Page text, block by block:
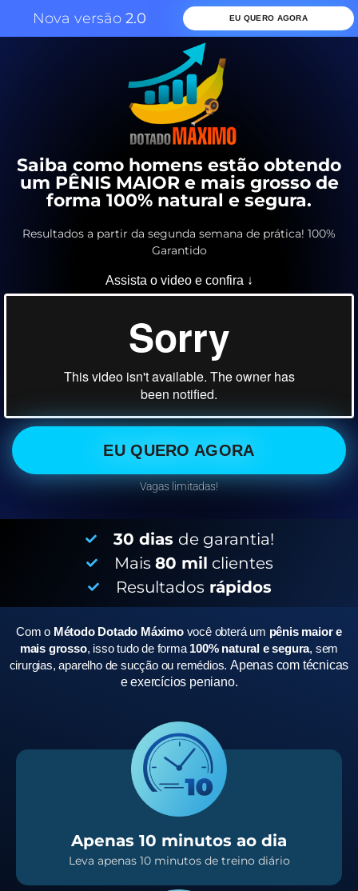
Nova versão 2.0 EU QUERO AGORA
Saiba como homens estão obtendo
um PÊNIS MAIOR e mais grosso de
forma 100% natural e segura.
Resultados a partir da segunda semana de prática! 100%
Garantido
Assista o video e confira ↓
EU QUERO AGORA
Vagas limitadas!
30 dias de garantia!
Mais 80 mil clientes
Resultados rápidos
Com o Método Dotado Máximo você obterá um pênis maior e
mais grosso, isso tudo de forma 100% natural e segura, sem
cirurgias, aparelho de sucção ou remédios.Apenas com técnicas
e exercícios peniano.
Apenas 10 minutos ao dia
Leva apenas 10 minutos de treino diário